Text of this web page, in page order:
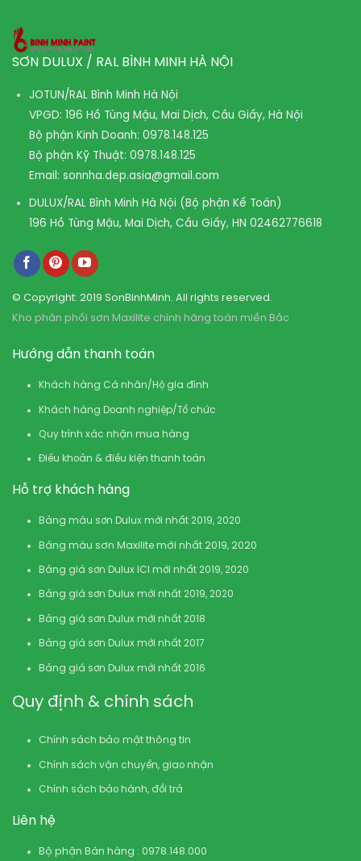
SƠN DULUX / RAL BÌNH MINH HÀ NỘI
JOTUN/RAL Bình Minh Hà Nội
VPGD: 196 Hồ Tùng Mậu, Mai Dịch, Cầu Giấy, Hà Nội
Bộ phận Kinh Doanh: 0978.148.125
Bộ phận Kỹ Thuật: 0978.148.125
Email: sonnha.dep.asia@gmail.com
DULUX/RAL Bình Minh Hà Nội (Bộ phận Kế Toán)
196 Hồ Tùng Mậu, Mai Dịch, Cầu Giấy, HN 02462776618
© Copyright: 2019 SonBinhMinh. All rights reserved.
Kho phân phối sơn Maxilite chính hãng toàn miền Bắc
Hướng dẫn thanh toán
Khách hàng Cá nhân/Hộ gia đình
Khách hàng Doanh nghiệp/Tổ chức
Quy trình xác nhận mua hàng
Điều khoản & điều kiện thanh toán
Hỗ trợ khách hàng
Bảng màu sơn Dulux mới nhất 2019, 2020
Bảng màu sơn Maxilite mới nhất 2019, 2020
Bảng giá sơn Dulux ICI mới nhất 2019, 2020
Bảng giá sơn Dulux mới nhất 2019, 2020
Bảng giá sơn Dulux mới nhất 2018
Bảng giá sơn Dulux mới nhất 2017
Bảng giá sơn Dulux mới nhất 2016
Quy định & chính sách
Chính sách bảo mật thông tin
Chính sách vận chuyển, giao nhận
Chính sách bảo hành, đổi trả
Liên hệ
Bộ phận Bán hàng : 0978.148.000